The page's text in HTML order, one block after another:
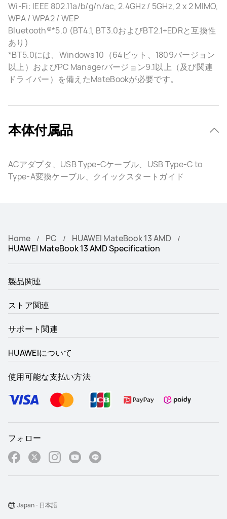
Wi-Fi: IEEE 802.11a/b/g/n/ac, 2.4GHz / 5GHz, 2 x 2 MIMO,
WPA / WPA2 / WEP
Bluetooth®*5.0 (BT4.1, BT3.0およびBT2.1+EDRと互換性
あり)
*BT5.0には、Windows 10（64ビット、1809バージョン
以上）およびPC Managerバージョン9.1以上（及び関連
ドライバー）を備えたMateBookが必要です。
本体付属品
ACアダプタ、USB Type-Cケーブル、USB Type-C to
Type-A変換ケーブル、クイックスタートガイド
Home PC
HUAWEI MateBook 13 AMD
HUAWEI MateBook 13 AMD Specification
製品関連
ストア関連
サポート関連
HUAWEIについて
使用可能な支払い方法
フォロー
Japan - 日本語